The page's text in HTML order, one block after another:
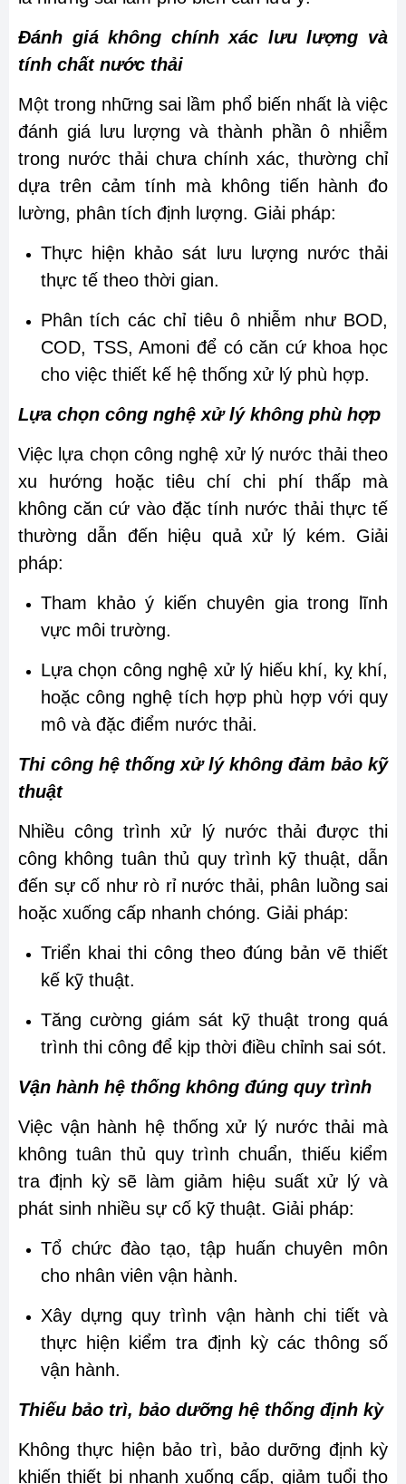
Đánh giá không chính xác lưu lượng và
tính chất nước thải
Một trong những sai lầm phổ biến nhất là việc
đánh giá lưu lượng và thành phần ô nhiễm
trong nước thải chưa chính xác, thường chỉ
dựa trên cảm tính mà không tiến hành đo
lường, phân tích định lượng. Giải pháp:
Thực hiện khảo sát lưu lượng nước thải
thực tế theo thời gian.
Phân tích các chỉ tiêu ô nhiễm như BOD,
COD, TSS, Amoni để có căn cứ khoa học
cho việc thiết kế hệ thống xử lý phù hợp.
Lựa chọn công nghệ xử lý không phù hợp
Việc lựa chọn công nghệ xử lý nước thải theo
xu hướng hoặc tiêu chí chi phí thấp mà
không căn cứ vào đặc tính nước thải thực tế
thường dẫn đến hiệu quả xử lý kém. Giải
pháp:
Tham khảo ý kiến chuyên gia trong lĩnh
vực môi trường.
Lựa chọn công nghệ xử lý hiếu khí, kỵ khí,
hoặc công nghệ tích hợp phù hợp với quy
mô và đặc điểm nước thải.
Thi công hệ thống xử lý không đảm bảo kỹ
thuật
Nhiều công trình xử lý nước thải được thi
công không tuân thủ quy trình kỹ thuật, dẫn
đến sự cố như rò rỉ nước thải, phân luồng sai
hoặc xuống cấp nhanh chóng. Giải pháp:
Triển khai thi công theo đúng bản vẽ thiết
kế kỹ thuật.
Tăng cường giám sát kỹ thuật trong quá
trình thi công để kịp thời điều chỉnh sai sót.
Vận hành hệ thống không đúng quy trình
Việc vận hành hệ thống xử lý nước thải mà
không tuân thủ quy trình chuẩn, thiếu kiểm
tra định kỳ sẽ làm giảm hiệu suất xử lý và
phát sinh nhiều sự cố kỹ thuật. Giải pháp:
Tổ chức đào tạo, tập huấn chuyên môn
cho nhân viên vận hành.
Xây dựng quy trình vận hành chi tiết và
thực hiện kiểm tra định kỳ các thông số
vận hành.
Thiếu bảo trì, bảo dưỡng hệ thống định kỳ
Không thực hiện bảo trì, bảo dưỡng định kỳ
khiến thiết bị nhanh xuống cấp, giảm tuổi thọ